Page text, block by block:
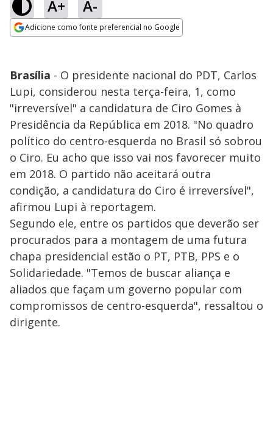
A+ A-
Adicione como fonte preferencial no Google
Brasília - O presidente nacional do PDT, Carlos
Lupi, considerou nesta terça-feira, 1, como
"irreversível" a candidatura de Ciro Gomes à
Presidência da República em 2018. "No quadro
político do centro-esquerda no Brasil só sobrou
o Ciro. Eu acho que isso vai nos favorecer muito
em 2018. O partido não aceitará outra
condição, a candidatura do Ciro é irreversível",
afirmou Lupi à reportagem.
Segundo ele, entre os partidos que deverão ser
procurados para a montagem de uma futura
chapa presidencial estão o PT, PTB, PPS e o
Solidariedade. "Temos de buscar aliança e
aliados que façam um governo popular com
compromissos de centro-esquerda", ressaltou o
dirigente.